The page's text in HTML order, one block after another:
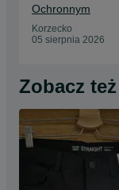
Ochronnym
Korzecko
05 sierpnia 2026
Zobacz też